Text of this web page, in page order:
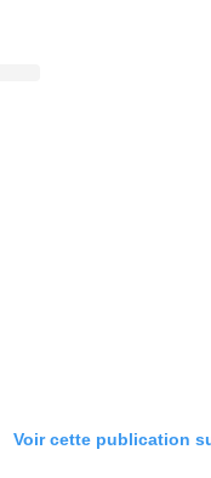
Voir cette publication